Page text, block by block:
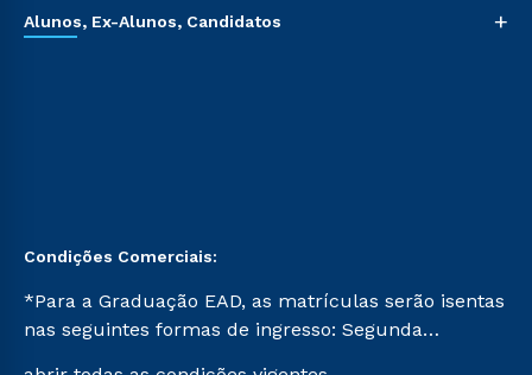
Alunos, Ex-Alunos, Candidatos +
Condições Comerciais:
*Para a Graduação EAD, as matrículas serão isentas
nas seguintes formas de ingresso: Segunda